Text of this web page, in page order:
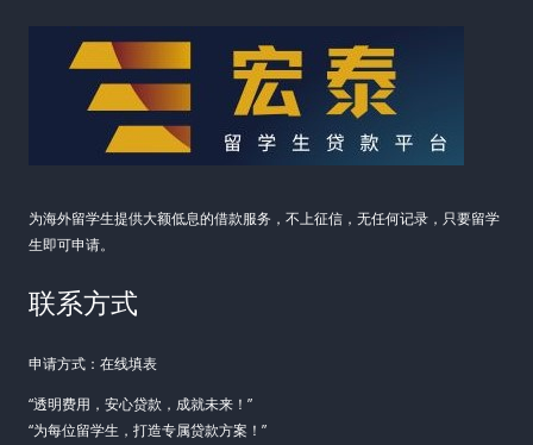
为海外留学生提供大额低息的借款服务，不上征信，无任何记录，只要留学
生即可申请。
联系方式
申请方式：在线填表
“透明费用，安心贷款，成就未来！”
“为每位留学生，打造专属贷款方案！”